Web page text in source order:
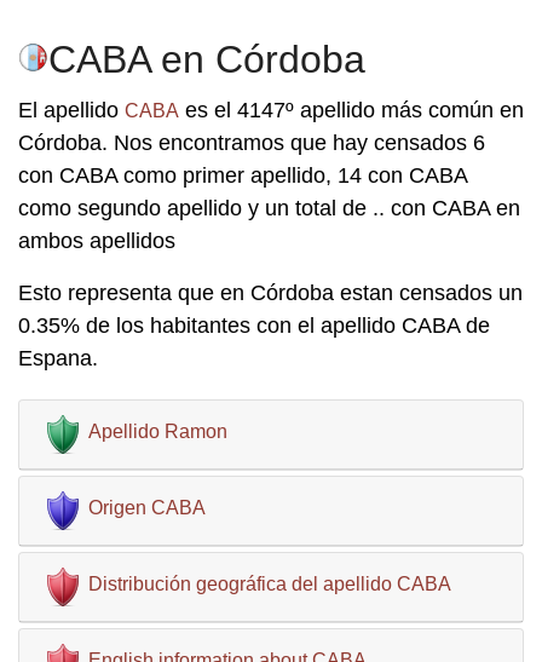
CABA en Córdoba
El apellido CABA es el 4147º apellido más común en
Córdoba. Nos encontramos que hay censados 6
con CABA como primer apellido, 14 con CABA
como segundo apellido y un total de .. con CABA en
ambos apellidos
Esto representa que en Córdoba estan censados un
0.35% de los habitantes con el apellido CABA de
Espana.
Apellido Ramon
Origen CABA
Distribución geográfica del apellido CABA